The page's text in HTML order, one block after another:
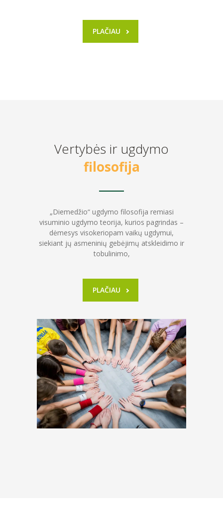
KONTAKTAI
PLAČIAU
Vertybės ir ugdymo
filosofija
„Diemedžio“ ugdymo filosofija remiasi
visuminio ugdymo teorija, kurios pagrindas –
dėmesys visokeriopam vaikų ugdymui,
siekiant jų asmeninių gebėjimų atskleidimo ir
tobulinimo,
PLAČIAU